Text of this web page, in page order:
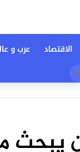
الاقتصاد عرب و
يبحث